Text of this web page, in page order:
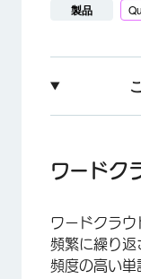
製品
カスタマイゼ
レポートの種類
ワードク
ワードクラ
頻繁に繰り返
頻度の高い単